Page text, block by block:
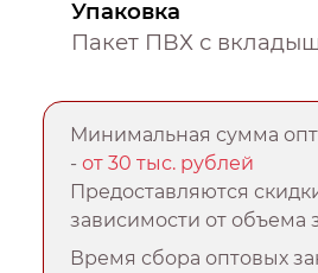
Упаковка
Пакет ПВХ с
Минимальная сумма
-от 30 тыс. рублей
Предоставляются
зависимости от объема
Время сбора оптовых